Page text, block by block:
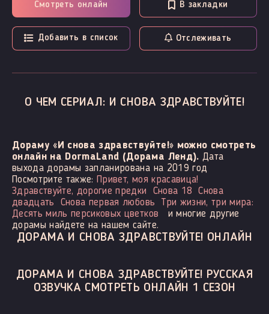
Смотреть онлайн В закладки
Добавить в список Отслеживать
О ЧЕМ СЕРИАЛ: И СНОВА ЗДРАВСТВУЙТЕ!
Дораму «И снова здравствуйте!» можно смотреть
онлайн на DormaLand (Дорама Ленд). Дата
выхода дорамы запланирована на 2019 год
Посмотрите также: Привет, моя красавица!
Здравствуйте, дорогие предки
Снова 18
Снова
двадцать
Снова первая любовь
Три жизни, три мира:
Десять миль персиковых цветков
и многие другие
дорамы найдете на нашем сайте.
ДОРАМА И СНОВА ЗДРАВСТВУЙТЕ! ОНЛАЙН
ДОРАМА И СНОВА ЗДРАВСТВУЙТЕ! РУССКАЯ
ОЗВУЧКА СМОТРЕТЬ ОНЛАЙН 1 СЕЗОН